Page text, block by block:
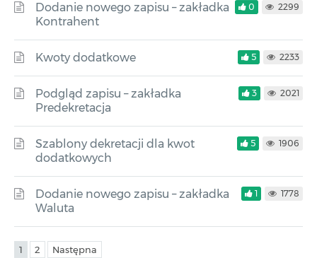
Dodanie nowego zapisu – zakładka
Kontrahent
0 2299
Kwoty dodatkowe 5 2233
Podgląd zapisu – zakładka
Predekretacja
3 2021
Szablony dekretacji dla kwot
dodatkowych
5 1906
Dodanie nowego zapisu – zakładka
Waluta
1 1778
1 2 Następna